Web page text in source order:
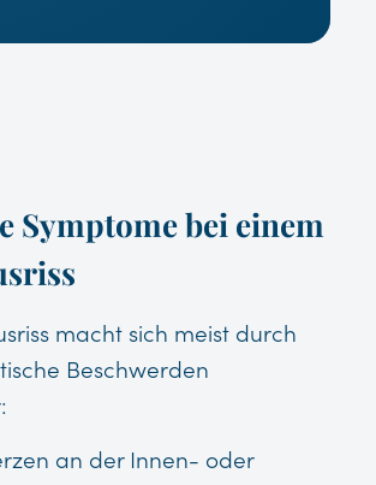
Symptome bei einem
macht sich meist durch
Beschwerden
an der Innen- oder